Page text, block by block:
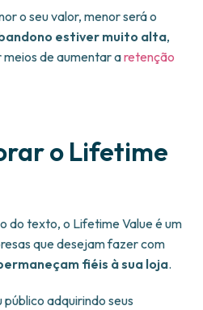
o seu valor, menor será o
estiver muito alta,
de aumentar aretenção
o Lifetime
do texto, o Lifetime Value é um
que desejam fazer com
fiéis à sua loja.
público adquirindo seus